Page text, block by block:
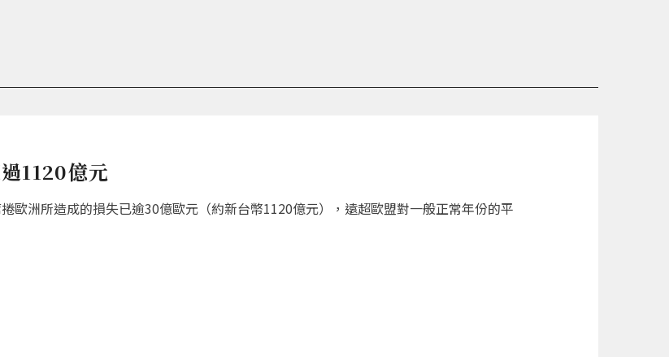
1120億元
歐洲所造成的損失已逾30億歐元（約新台幣1120億元），遠超歐盟對一般正常年份的平